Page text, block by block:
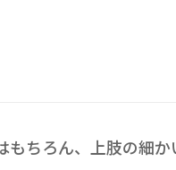
ちろん、上肢の細か